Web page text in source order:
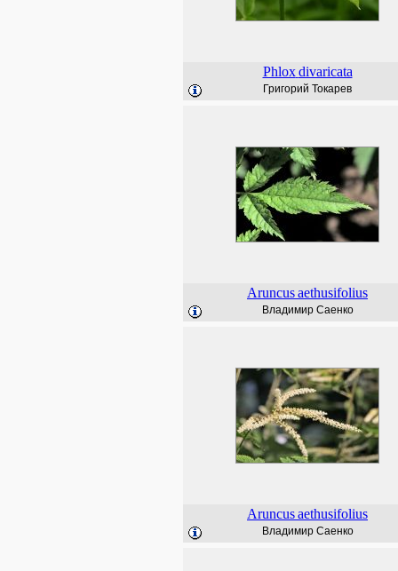
Phlox divaricata
Григорий Токарев
Aruncusaethusifolius
Владимир Саенко
Aruncusaethusifolius
Владимир Саенко